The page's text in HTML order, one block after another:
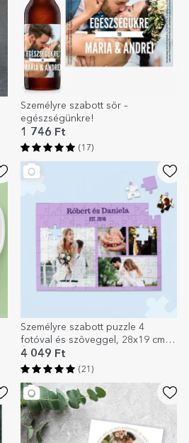
Személyre szabott sör –
egészségünkre!
1 746 Ft
(17)
Személyre szabott puzzle 4
fotóval és szöveggel, 28x19 cm -
Édes emlékek
4 049 Ft
(21)